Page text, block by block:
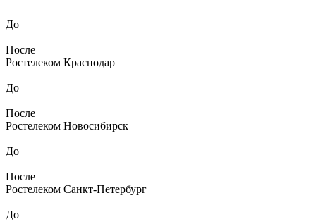
До
После
Ростелеком Краснодар
До
После
Ростелеком Новосибирск
До
После
Ростелеком Санкт-Петербург
До